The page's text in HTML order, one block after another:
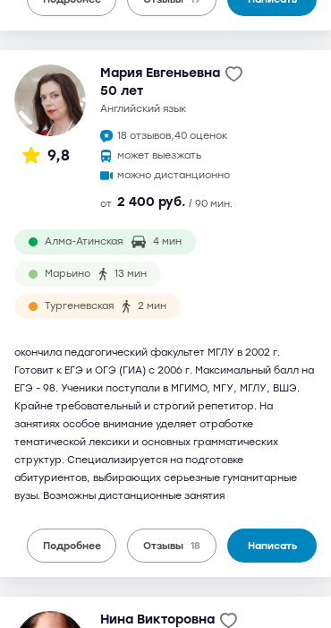
9,8
Мария Евгеньевна
50 лет
английский язык
18 отзывов,40 оценок
может выезжать
можно дистанционно
от 2 400 руб. / 90 мин.
Алма-Атинская 4 мин
Марьино 13 мин
Тургеневская 2 мин
окончила педагогический факультет МГЛУ в 2002 г.
Готовит к ЕГЭ и ОГЭ (ГИА) с 2006 г. Максимальный балл на
ЕГЭ - 98. Ученики поступали в МГИМО, МГУ, МГЛУ, ВШЭ.
Крайне требовательный и строгий репетитор. На
занятиях особое внимание уделяет отработке
тематической лексики и основных грамматических
структур. Специализируется на подготовке
абитуриентов, выбирающих серьезные гуманитарные
вузы. Возможны дистанционные занятия
Подробнее Отзывы 18 Написать
Нина Викторовна